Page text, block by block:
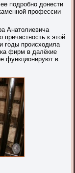
подробно донести
профессии
Анатолиевича
к этой
годы происходила
фирм в далёкие
функционируют в